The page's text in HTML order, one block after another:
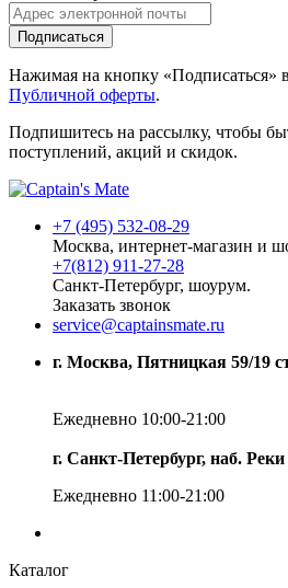
Подписаться
Нажимая на кнопку «Подписаться»
Публичной оферты.
Подпишитесь на рассылку, чтобы
поступлений, акций и скидок.
+7 (495) 532-08-29
Москва, интернет-магазин и
+7(812) 911-27-28
Санкт-Петербург, шоурум.
Заказать звонок
service@captainsmate.ru
г. Москва, Пятницкая 59/19
Ежедневно 10:00-21:00
г. Санкт-Петербург, наб.
Ежедневно 11:00-21:00
Каталог